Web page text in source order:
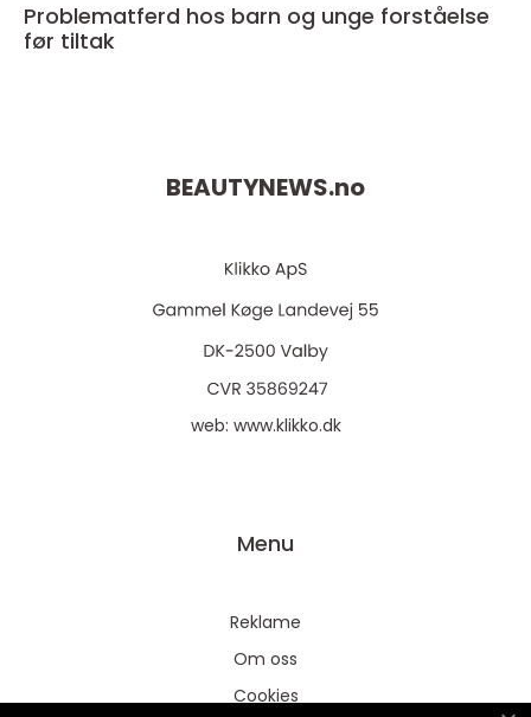
Problematferd hos barn og unge forståelse
før tiltak
BEAUTYNEWS.no
web: www.klikko.dk
Menu
Reklame
Om oss
Cookies